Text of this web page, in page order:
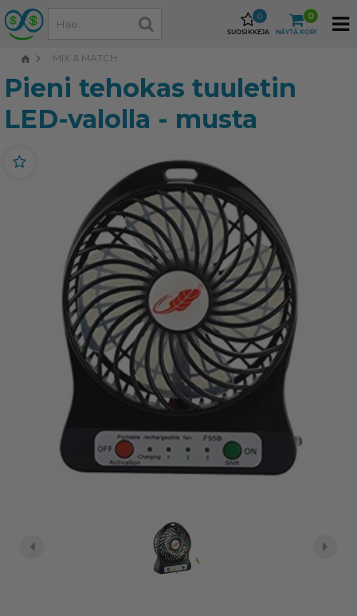
SUOSIKKEJA
0
NÄYTÄ KORI
0
MIX & MATCH
Pieni tehokas tuuletin
LED-valolla - musta